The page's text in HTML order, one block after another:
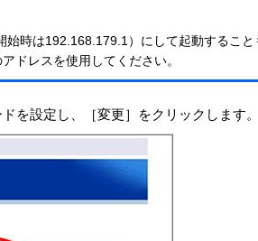
始時は192.168.179.1）にして起動するこ
ドレスを使用してください。
を設定し、［変更］をクリックします。